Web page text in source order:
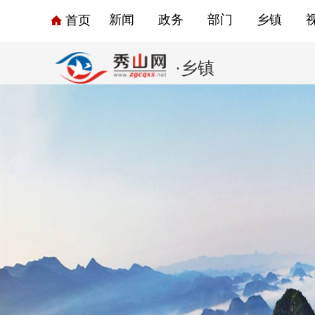
首页 新闻 政务 部门 乡镇
·乡镇